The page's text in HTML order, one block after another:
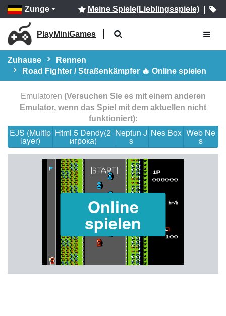
Zunge Meine Spiele(Lieblingsspiele)|
PlayMiniGames
Zuhause
Rennen
Road Fighter / Straßenkämpfer 🔥 Online spielen
Emulatoren (Versuchen Sie es mit einem anderen
Emulator, wenn das Spiel mit dem aktuellen nicht
funktioniert):
EJS (Multip
layer)
Html 5 Dendy(2
игрока)
Neptun J
s
Nes Box Web Ne
s
Online
spielen